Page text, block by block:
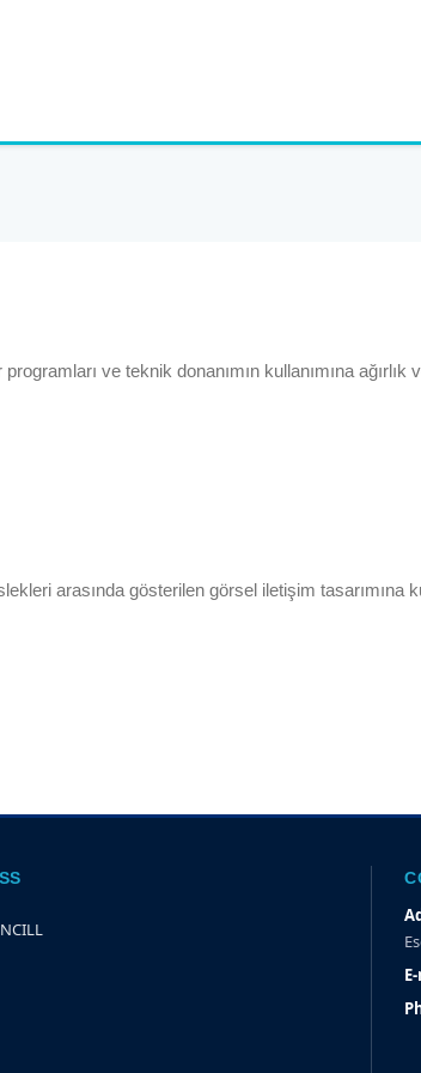
ve teknik donanımın kullanımına
arasında gösterilen görsel iletişim